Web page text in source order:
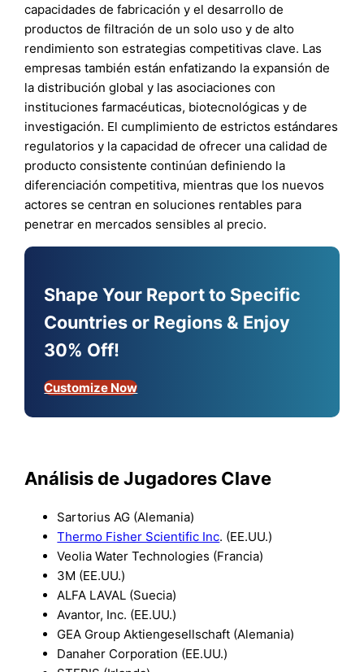
capacidades de fabricación y el desarrollo de
productos de filtración de un solo uso y de alto
rendimiento son estrategias competitivas clave. Las
empresas también están enfatizando la expansión de
la distribución global y las asociaciones con
instituciones farmacéuticas, biotecnológicas y de
investigación. El cumplimiento de estrictos estándares
regulatorios y la capacidad de ofrecer una calidad de
producto consistente continúan definiendo la
diferenciación competitiva, mientras que los nuevos
actores se centran en soluciones rentables para
penetrar en mercados sensibles al precio.
Shape Your Report to Specific
Countries or Regions & Enjoy
30% Off!
Customize Now
Análisis de Jugadores Clave
Sartorius AG (Alemania)
Thermo Fisher Scientific Inc. (EE.UU.)
Veolia Water Technologies (Francia)
3M (EE.UU.)
ALFA LAVAL (Suecia)
Avantor, Inc. (EE.UU.)
GEA Group Aktiengesellschaft (Alemania)
Danaher Corporation (EE.UU.)